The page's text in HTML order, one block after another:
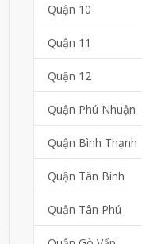
Quận 10
Quận 11
Quận 12
Quận Phú Nhuận
Quận Bình Thạnh
Quận Tân Bình
Quận Tân Phú